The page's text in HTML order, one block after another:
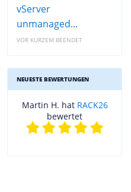
vServer
unmanaged...
VOR KURZEM BEENDET
NEUESTE BEWERTUNGEN
Martin H. hat RACK26
bewertet